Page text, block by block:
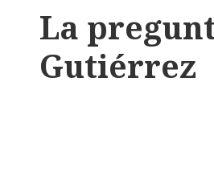
La
Gutiérrez